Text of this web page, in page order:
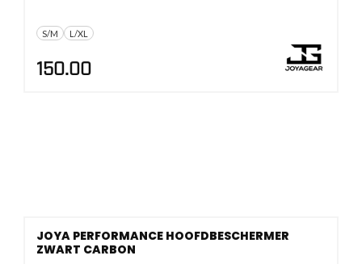
S/M L/XL
150.00
JOYA PERFORMANCE HOOFDBESCHERMER
ZWART CARBON